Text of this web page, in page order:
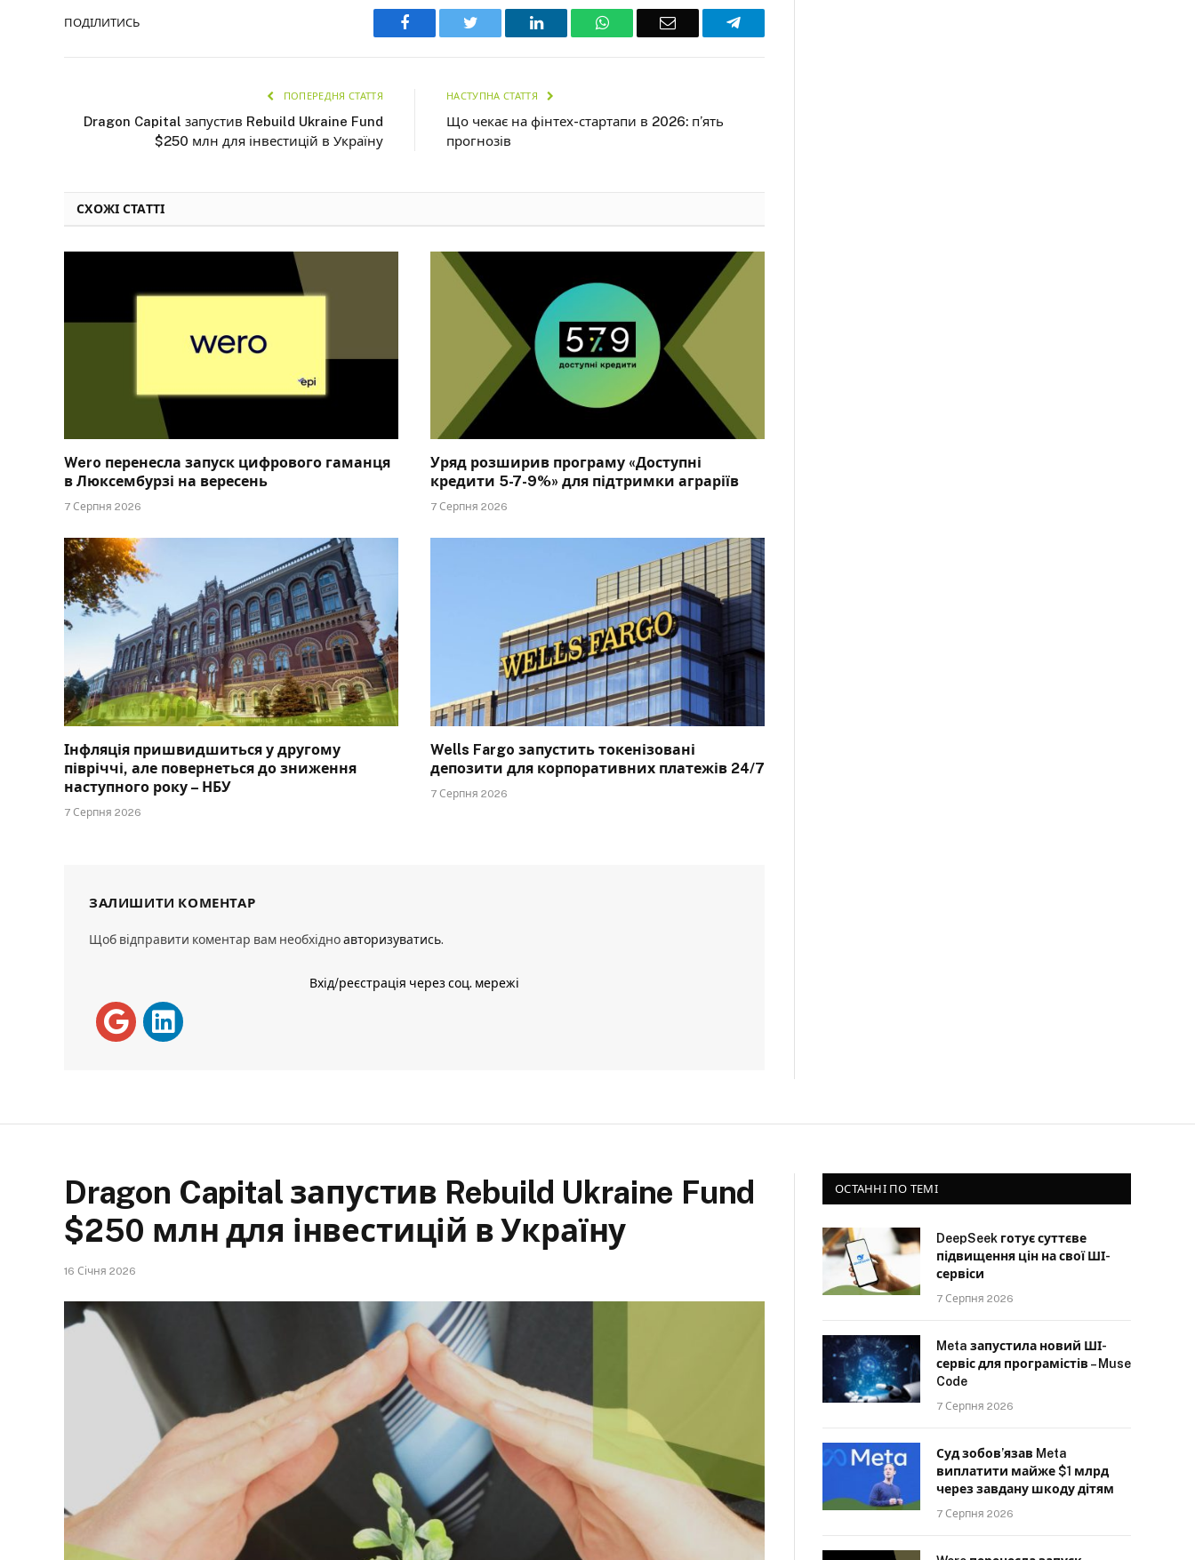
ПОДІЛИТИСЬ Facebook Twitter LinkedIn WhatsAppEmail Telegram
ПОПЕРЕДНЯ СТАТТЯ
Dragon Capital запустив Rebuild Ukraine Fund
$250 млн для інвестицій в Україну
НАСТУПНА СТАТТЯ
Що чекає на фінтех-стартапи в 2026: п’ять
прогнозів
СХОЖІ СТАТТІ
Wero перенесла запуск цифрового гаманця
в Люксембурзі на вересень
7 Серпня 2026
Уряд розширив програму «Доступні
кредити 5-7-9%» для підтримки аграріїв
7 Серпня 2026
Інфляція пришвидшиться у другому
півріччі, але повернеться до зниження
наступного року – НБУ
7 Серпня 2026
Wells Fargo запустить токенізовані
депозити для корпоративних платежів 24/7
7 Серпня 2026
ЗАЛИШИТИ КОМЕНТАР
Щоб відправити коментар вам необхідноавторизуватись.
Вхід/реєстрація через соц. мережі
Dragon Capital запустив Rebuild Ukraine Fund
$250 млн для інвестицій в Україну
16 Січня 2026
ОСТАННІ ПО ТЕМІ
DeepSeek готує суттєве
підвищення цін на свої ШІ-
сервіси
7 Серпня 2026
Meta запустила новий ШІ-
сервіс для програмістів – Muse
Code
7 Серпня 2026
Суд зобов’язав Meta
виплатити майже $1 млрд
через завдану шкоду дітям
7 Серпня 2026